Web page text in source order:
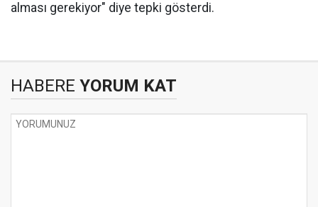
alması gerekiyor" diye tepki gösterdi.
HABERE YORUM KAT